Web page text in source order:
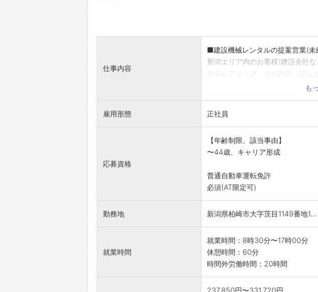
仕事内容
■建設機械レンタルの提案営業(未
新潟エリア内のお客様(建設会社
※商品知識は入社後にお教えしま
※移動時には社有車使用
変更範囲:変更無し
も
雇用形態 正社員
応募資格
【年齢制限、該当事由】
〜44歳、キャリア形成
普通自動車運転免許
必須(AT限定可)
勤務地 新潟県柏崎市大字茨目1149番地1...
就業時間
就業時間：8時30分〜17時00分
休憩時間：60分
時間外労働時間：20時間